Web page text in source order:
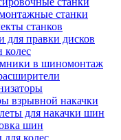
станки
станков
для правки дисков
в шиномонтаж
взрывной накачки
для накачки шин
шин
колес